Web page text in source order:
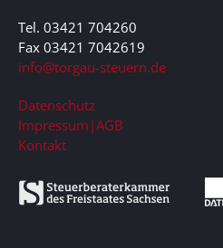
Tel. 03421 704260
Fax 03421 7042619
ed.nreuets-uagrot@ofni
Datenschutz
Impressum|AGB
Kontakt